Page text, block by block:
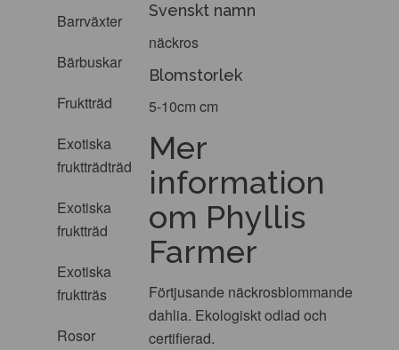
Barrväxter
Bärbuskar
Fruktträd
Exotiska
fruktträdträd
Exotiska
fruktträd
Exotiska
fruktträs
Rosor
Svenskt namn
näckros
Blomstorlek
5-10cm cm
Mer
information
om Phyllis
Farmer
Förtjusande näckrosblommande
dahlia. Ekologiskt odlad och
certifierad.